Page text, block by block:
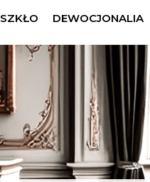
SZKŁO DEWOCJONALIA